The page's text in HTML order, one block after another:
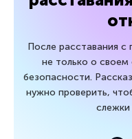
После расставания
не только о
безопасности.
нужно проверить,
слежки